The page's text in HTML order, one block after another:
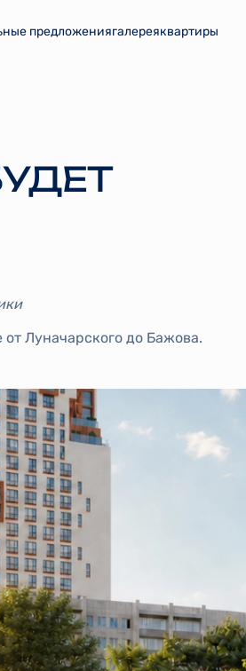
предложениягалереяквартиры
от Луначарского до Бажова.